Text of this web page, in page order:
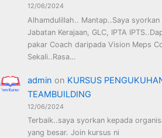
12/06/2024
Alhamdulillah.. Mantap..Saya syorkan
Jabatan Kerajaan, GLC, IPTA
pakar Coach daripada Vision Meps
Sekali..Rasa…
admin on KURSUS
TEAMBUILDING
12/06/2024
Terbaik..saya syorkan kepada
yang besar. Join kursus ni